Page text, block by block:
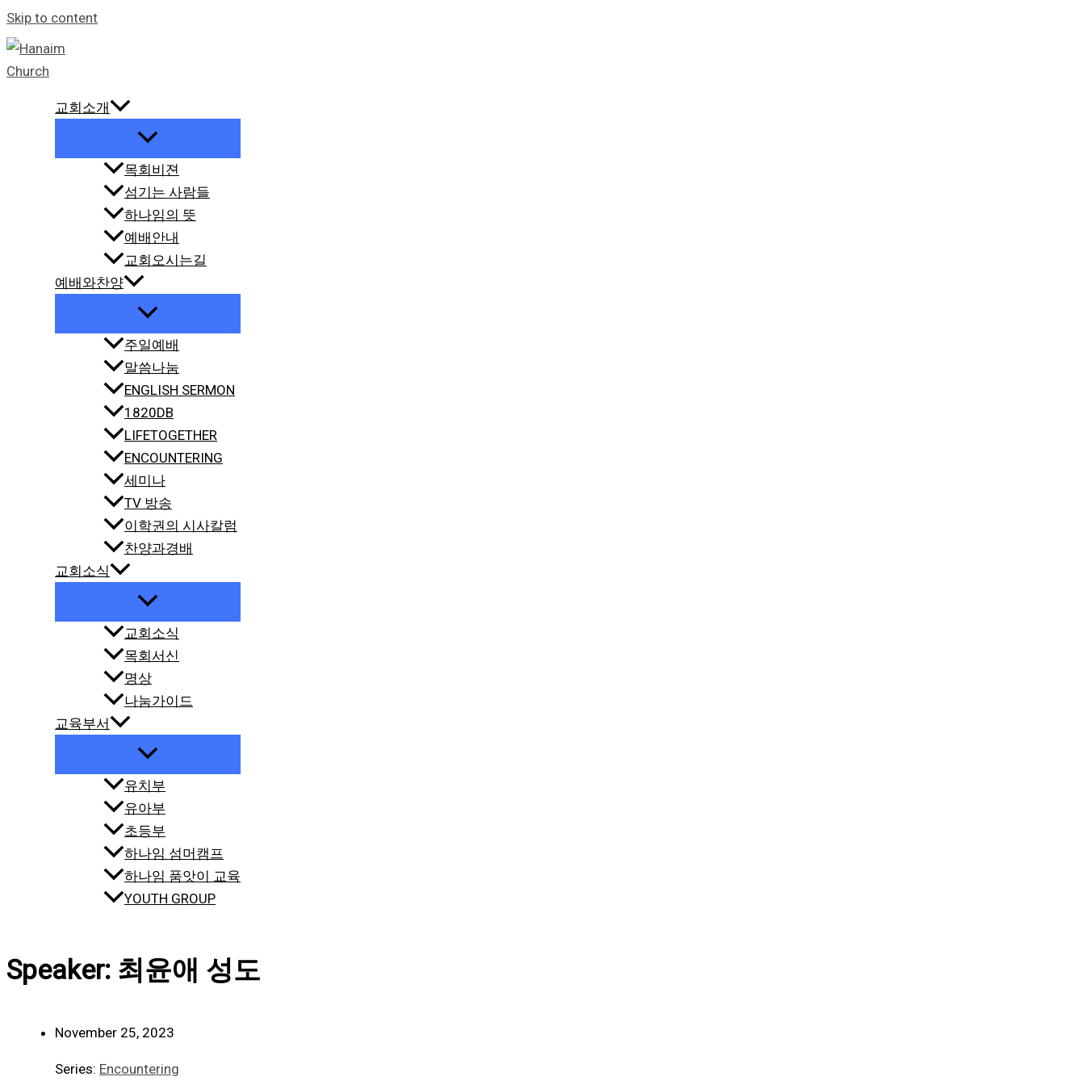
Skip to content
교회소개
목회비젼
섬기는 사람들
하나임의 뜻
예배안내
교회오시는길
예배와찬양
주일예배
말씀나눔
ENGLISH SERMON
1820DB
LIFETOGETHER
ENCOUNTERING
세미나
TV 방송
이학권의 시사칼럼
찬양과경배
교회소식
교회소식
목회서신
명상
나눔가이드
교육부서
유치부
유아부
초등부
하나임 섬머캠프
하나임 품앗이 교육
YOUTH GROUP
Speaker: 최윤애 성도
November 25, 2023
Series: Encountering